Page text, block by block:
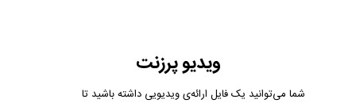
ویدیو پرزنت
شما می‌توانید یک فایل ارائه‌ی ویدیویی داشته باشید تا